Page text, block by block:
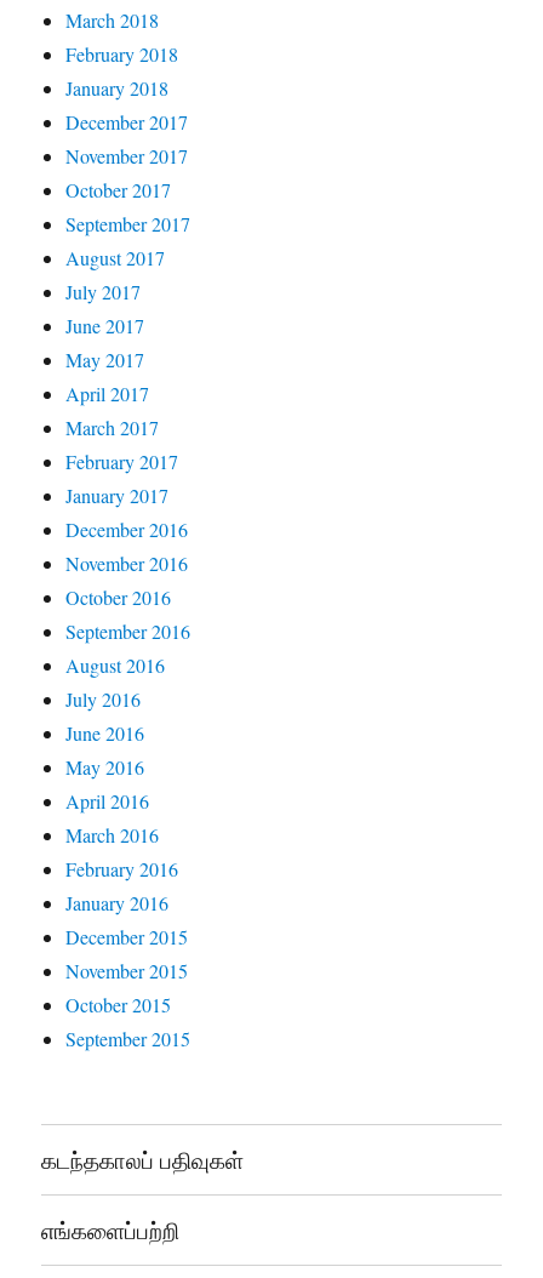
March 2018
February 2018
January 2018
December 2017
November 2017
October 2017
September 2017
August 2017
July 2017
June 2017
May 2017
April 2017
March 2017
February 2017
January 2017
December 2016
November 2016
October 2016
September 2016
August 2016
July 2016
June 2016
May 2016
April 2016
March 2016
February 2016
January 2016
December 2015
November 2015
October 2015
September 2015
கடந்தகாலப் பதிவுகள்
எங்களைப்பற்றி